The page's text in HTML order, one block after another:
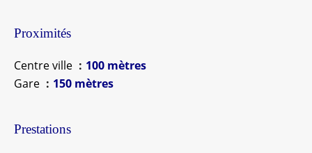
Proximités
Centre ville
100 mètres
Gare
150 mètres
Prestations